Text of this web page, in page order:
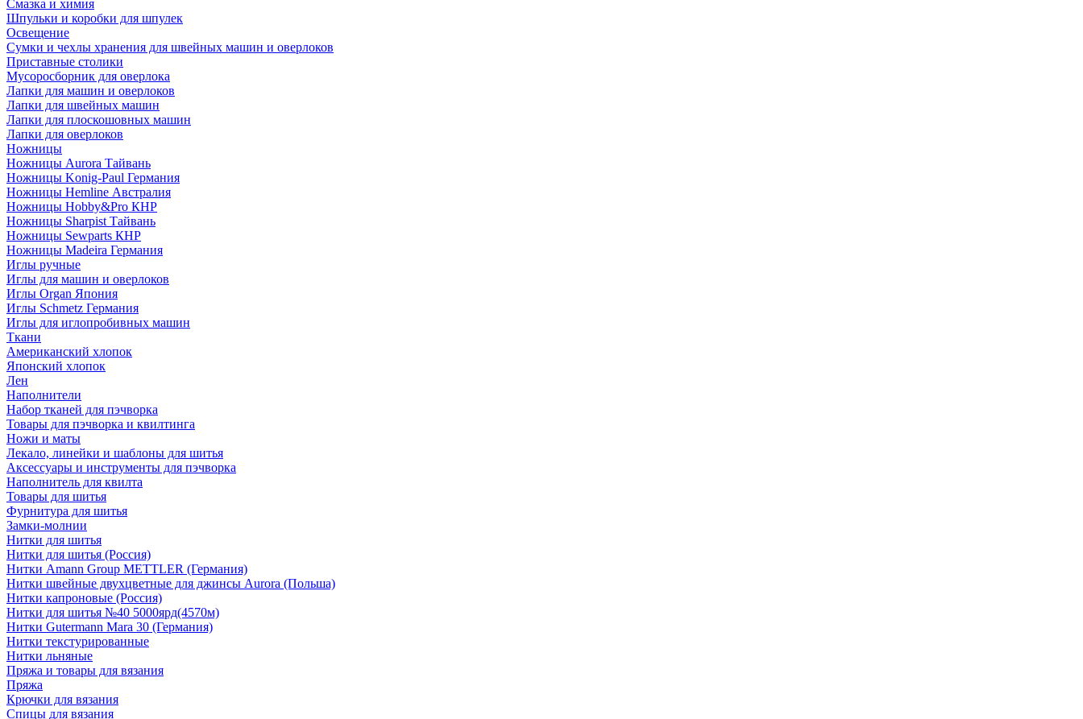
Смазка и химия
Шпульки и коробки для шпулек
Освещение
Сумки и чехлы хранения для швейных машин и оверлоков
Приставные столики
Мусоросборник для оверлока
Лапки для машин и оверлоков
Лапки для швейных машин
Лапки для плоскошовных машин
Лапки для оверлоков
Ножницы
Ножницы Aurora Тайвань
Ножницы Konig-Paul Германия
Ножницы Hemline Австралия
Ножницы Hobby&Pro КНР
Ножницы Sharpist Тайвань
Ножницы Sewparts КНР
Ножницы Madeira Германия
Иглы ручные
Иглы для машин и оверлоков
Иглы Organ Япония
Иглы Schmetz Германия
Иглы для иглопробивных машин
Ткани
Американский хлопок
Японский хлопок
Лен
Наполнители
Набор тканей для пэчворка
Товары для пэчворка и квилтинга
Ножи и маты
Лекало, линейки и шаблоны для шитья
Аксессуары и инструменты для пэчворка
Наполнитель для квилта
Товары для шитья
Фурнитура для шитья
Замки-молнии
Нитки для шитья
Нитки для шитья (Россия)
Нитки Amann Group METTLER (Германия)
Нитки швейные двухцветные для джинсы Aurora (Польша)
Нитки капроновые (Россия)
Нитки для шитья №40 5000ярд(4570м)
Нитки Gutermann Mara 30 (Германия)
Нитки текстурированные
Нитки льняные
Пряжа и товары для вязания
Пряжа
Крючки для вязания
Спицы для вязания